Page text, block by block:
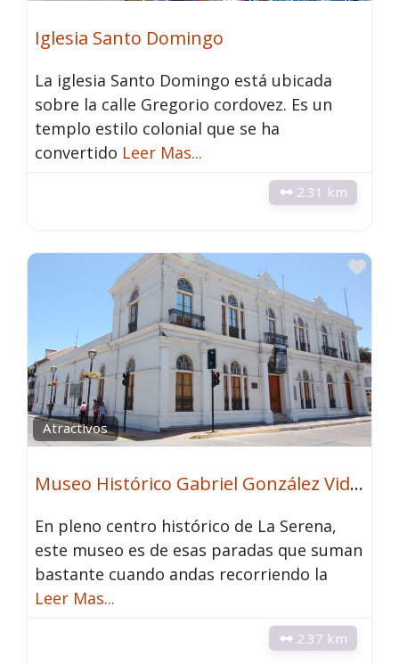
Iglesia Santo Domingo
La iglesia Santo Domingo está ubicada
sobre la calle Gregorio cordovez. Es un
templo estilo colonial que se ha
convertido Leer Mas...
2.31 km
Atractivos
Museo Histórico Gabriel González Videla
En pleno centro histórico de La Serena,
este museo es de esas paradas que suman
bastante cuando andas recorriendo la
Leer Mas...
2.37 km